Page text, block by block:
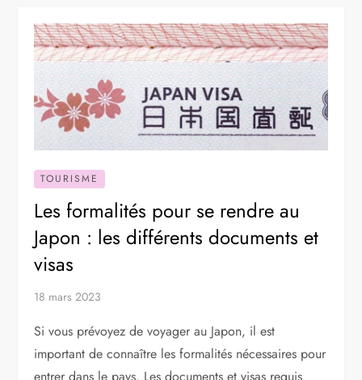
TOURISME
Les formalités pour se rendre au
Japon : les différents documents et
visas
18 mars 2023
Si vous prévoyez de voyager au Japon, il est
important de connaître les formalités nécessaires pour